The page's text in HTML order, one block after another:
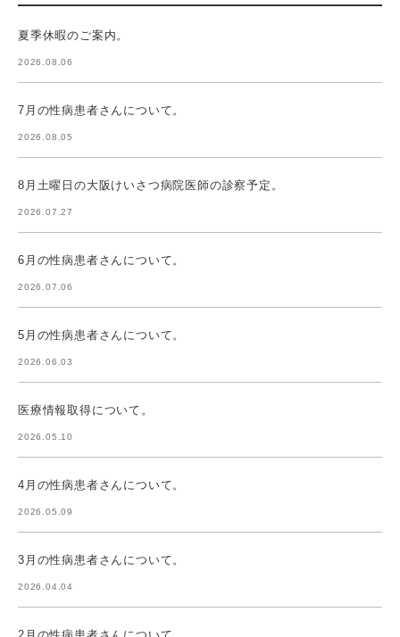
夏季休暇のご案内。
2026.08.06
7月の性病患者さんについて。
2026.08.05
8月土曜日の大阪けいさつ病院医師の診察予定。
2026.07.27
6月の性病患者さんについて。
2026.07.06
5月の性病患者さんについて。
2026.06.03
医療情報取得について。
2026.05.10
4月の性病患者さんについて。
2026.05.09
3月の性病患者さんについて。
2026.04.04